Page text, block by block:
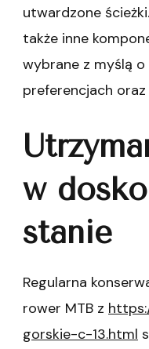
utwardzone
także inne
wybrane z myślą
preferencjach
w
stanie
Regularna
rower MTB z
gorskie-c-13.html